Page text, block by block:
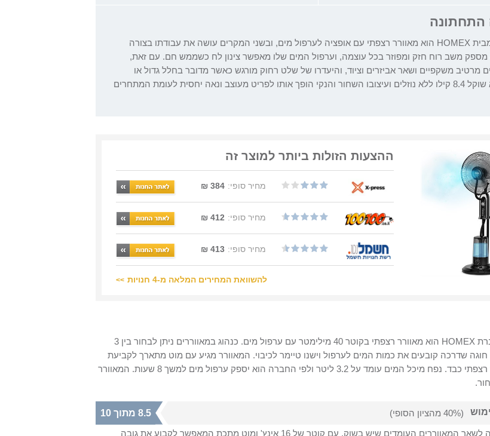
התחתונה
ה-HF-32 מבית HOMEX הוא מאוורר רצפתי עם אופציה לערפול מים, ובשני המקרים עושה את עבודתו בצורה
מספק משב רוח חזק ומפוזר בכל עוצמה, וערפול המים שלו מאפשר צינון לח כשממש חם. עם זאת,
מרטיב משקפיים ושאר אביזרים וציוד, והיעדרו של שלט רחוק מורגש כאשר מדובר בחלל גדול או
בחצר. הוא שוקל 8.4 קילו ללא נוזלים ועיצובו השחור והנקי הופך אותו לפריט מעוצב ונאה יחסית לעומת המתחרים
ההצעות הזולות ביותר למוצר זה
מחיר סופי: 384 ₪
מחיר סופי: 412 ₪
מחיר סופי: 413 ₪
להשוואת המחירים המלאה מ-4 חנויות >>
HF-32 של חברת HOMEX הוא מאוורר רצפתי בקוטר 40 מילימטר עם ערפול מים. כנהוג במאווררים ניתן לבחור בין 3
חוגה שדרכה קובעים את כמות המים לערפול וישנו טיימר לכיבוי. המאוורר מגיע עם מוט מתארך לקביעת
הגובה ומעמד רצפתי כבד. נפח מיכל המים עומד על 3.2 ליטר ולפי החברה הוא יספק ערפול מים למשך 8 שעות. המאוורר
(40% מהציון הסופי)
8.5 מתוך 10
ה-HF-32 דומה לשאר המאווררים העומדים שיש בשוק, עם קוטר של 16 אינץ' ומוט מתכת המאפשר לקבוע את גובה